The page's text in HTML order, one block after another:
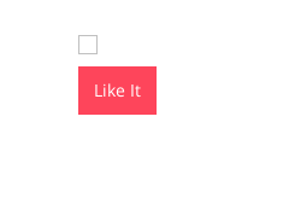
Like It